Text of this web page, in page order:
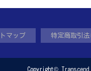
マップ 特定商取引
Copyright©